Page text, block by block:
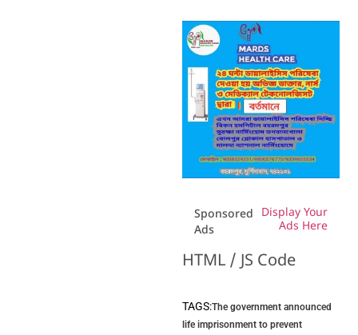
Sponsored
Ads
Display Your
Ads Here
HTML / JS Code
TAGS:The government announced
life imprisonment to prevent